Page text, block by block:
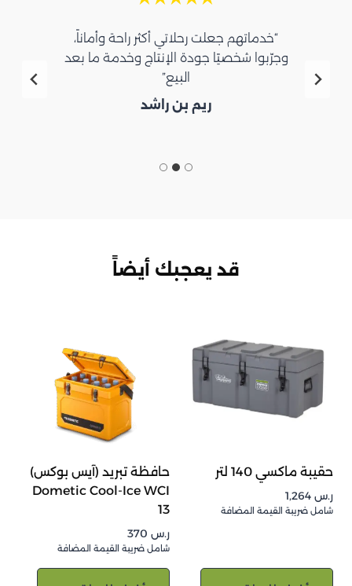
“خدماتهم جعلت رحلاتي أكثر راحة وأماناً،
وجرّبوا شخصيًا جودة الإنتاج وخدمة ما بعد
البيع”
ريم بن راشد
قد يعجبك أيضاً
حقيبة ماكسي 140 لتر
ر.س
شامل ضريبة القيمة المضافة
حافظة تبريد (آيس بوكس)
Dometic Cool-Ice WCI
13
ر.س
شامل ضريبة القيمة المضافة